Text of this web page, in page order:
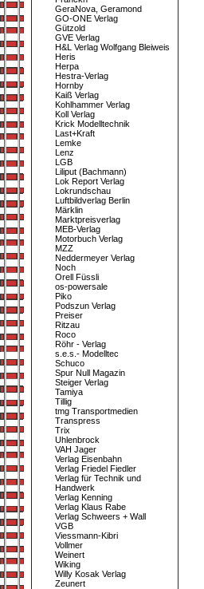
GeraNova, Geramond
GO-ONE Verlag
Gützold
GVE Verlag
H&L Verlag Wolfgang Bleiweis
Heris
Herpa
Hestra-Verlag
Hornby
Kaiß Verlag
Kohlhammer Verlag
Koll Verlag
Krick Modelltechnik
Last+Kraft
Lemke
Lenz
LGB
Liliput (Bachmann)
Lok Report Verlag
Lokrundschau
Luftbildverlag Berlin
Märklin
Marktpreisverlag
MEB-Verlag
Motorbuch Verlag
MZZ
Neddermeyer Verlag
Noch
Orell Füssli
os-powersale
Piko
Podszun Verlag
Preiser
Ritzau
Roco
Röhr - Verlag
s.e.s.- Modelltec
Schuco
Spur Null Magazin
Steiger Verlag
Tamiya
Tillig
tmg Transportmedien
Transpress
Trix
Uhlenbrock
VAH Jager
Verlag Eisenbahn
Verlag Friedel Fiedler
Verlag für Technik und
Handwerk
Verlag Kenning
Verlag Klaus Rabe
Verlag Schweers + Wall
VGB
Viessmann-Kibri
Vollmer
Weinert
Wiking
Willy Kosak Verlag
Zeunert